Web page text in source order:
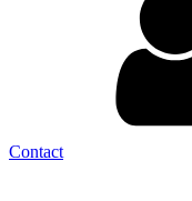
Contact